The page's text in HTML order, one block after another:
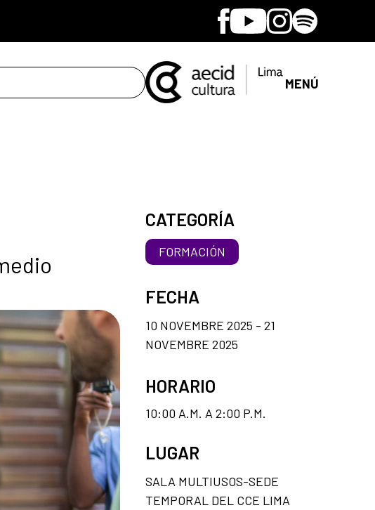
Facebook
YoutubeInstagram
Spotify
MENÚ
CATEGORÍA
FORMACIÓN
FECHA
10 NOVEMBRE 2025 - 21
NOVEMBRE 2025
HORARIO
10:00 A.M. A 2:00 P.M.
LUGAR
SALA MULTIUSOS-SEDE
TEMPORAL DEL CCE LIMA